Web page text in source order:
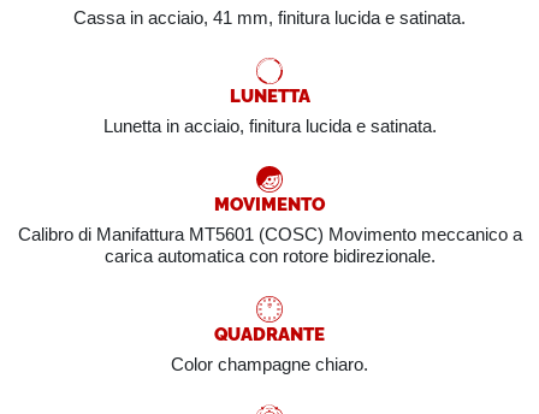
Cassa in acciaio, 41 mm, finitura lucida e satinata.
LUNETTA
Lunetta in acciaio, finitura lucida e satinata.
MOVIMENTO
Calibro di Manifattura MT5601 (COSC) Movimento meccanico a
carica automatica con rotore bidirezionale.
QUADRANTE
Color champagne chiaro.